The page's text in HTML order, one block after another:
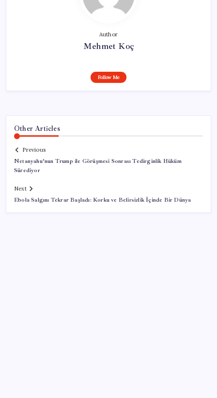
Author
Mehmet Koç
Follow Me
Other Articles
Previous
Netanyahu’nun Trump ile Görüşmesi Sonrası Tedirginlik Hüküm
Sürediyor
Next
Ebola Salgını Tekrar Başladı: Korku ve Belirsizlik İçinde Bir Dünya